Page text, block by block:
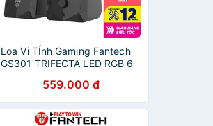
Loa Vi TÍnh Gaming Fantech
GS301 TRIFECTA LED RGB 6
Bluetooth 5.0 Và AUX 3.5mm
559.000 đ